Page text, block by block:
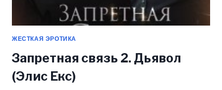
ЖЕСТКАЯ ЭРОТИКА
Запретная связь 2. Дьявол
(Элис Екс)